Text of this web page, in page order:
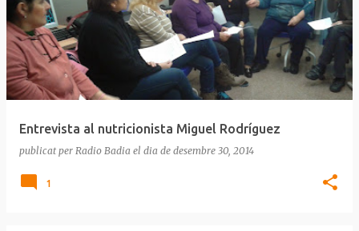
t
r
a
d
Entrevista al nutricionista Miguel Rodríguez
publicat per Radio Badia el dia de desembre 30, 2014
1